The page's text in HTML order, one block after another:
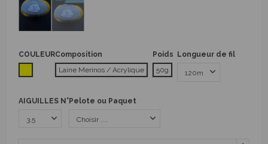
COULEURComposition
Laine Merinos / Acrylique
Poids
50g
Longueur de fil
AIGUILLES N°Pelote ou Paquet